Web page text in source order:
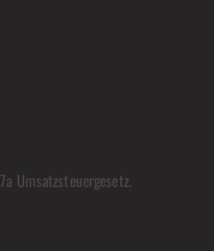
Umsatzsteuergesetz.